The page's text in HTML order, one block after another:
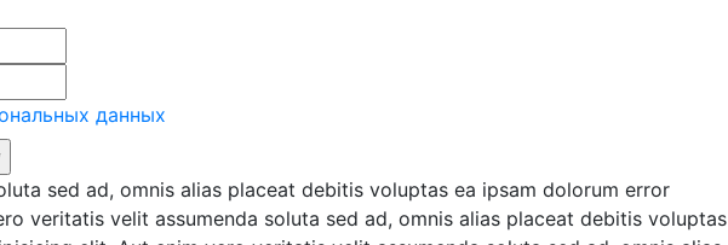
данных
sed ad, omnis alias placeat debitis voluptas ea ipsam dolorum error
veritatis velit assumenda soluta sed ad, omnis alias placeat debitis voluptas